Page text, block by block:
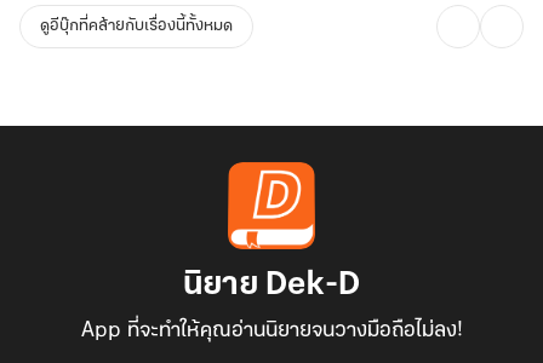
ดูอีบุ๊กที่คล้ายกับเรื่องนี้ทั้งหมด
นิยาย Dek-D
App ที่จะทำให้คุณอ่านนิยายจนวางมือถือไม่ลง!